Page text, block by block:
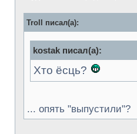
Troll писал(а):
kostak писал(а):
Хто ёсць?
... опять "выпустили"?